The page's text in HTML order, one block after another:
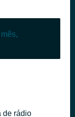
de rádio